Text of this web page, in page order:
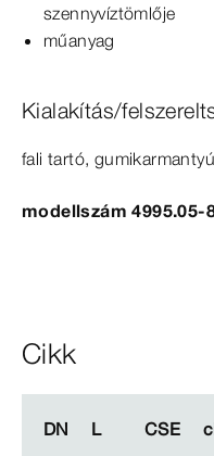
szennyvíztömlője
műanyag
Kialakítás/
fali tartó,
modellszám 4995.05-
Cikk
DN L CSE
DN L CSE